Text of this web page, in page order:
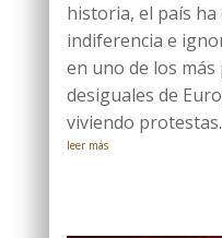
historia, el país ha
indiferencia e
en uno de los
desiguales de
viviendo
leer más